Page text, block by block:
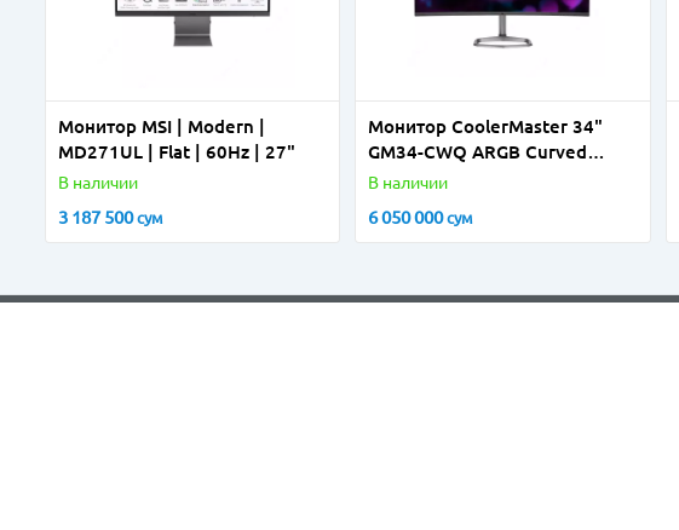
Монитор MSI | Modern |
MD271UL | Flat | 60Hz | 27"
В наличии
3 187 500сум
Монитор CoolerMaster 34"
GM34-CWQ ARGB Curved
Gaming Monitor VA 144Hz
В наличии
6 050 000сум